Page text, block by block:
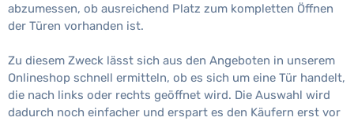
abzumessen, ob ausreichend Platz zum kompletten Öffnen
der Türen vorhanden ist.
Zu diesem Zweck lässt sich aus den Angeboten in unserem
Onlineshop schnell ermitteln, ob es sich um eine Tür handelt,
die nach links oder rechts geöffnet wird. Die Auswahl wird
dadurch noch einfacher und erspart es den Käufern erst vor